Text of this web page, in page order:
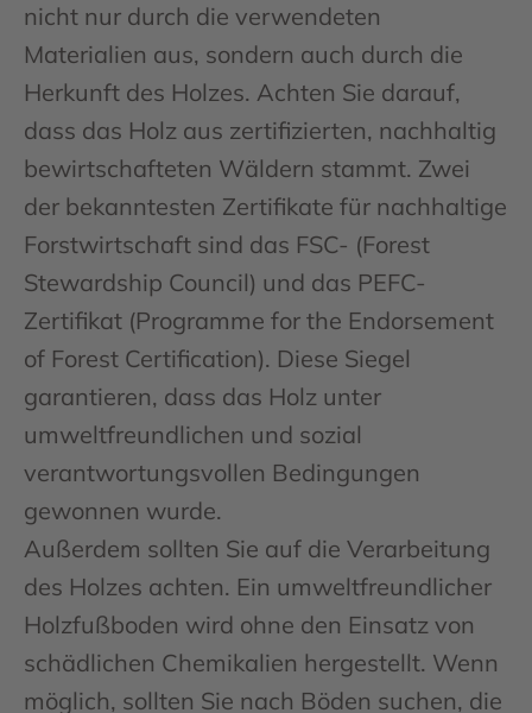
nicht nur durch die verwendeten
Materialien aus, sondern auch durch die
Herkunft des Holzes. Achten Sie darauf,
dass das Holz aus zertifizierten, nachhaltig
bewirtschafteten Wäldern stammt. Zwei
der bekanntesten Zertifikate für nachhaltige
Forstwirtschaft sind das FSC- (Forest
Stewardship Council) und das PEFC-
Zertifikat (Programme for the Endorsement
of Forest Certification). Diese Siegel
garantieren, dass das Holz unter
umweltfreundlichen und sozial
verantwortungsvollen Bedingungen
gewonnen wurde.
Außerdem sollten Sie auf die Verarbeitung
des Holzes achten. Ein umweltfreundlicher
Holzfußboden wird ohne den Einsatz von
schädlichen Chemikalien hergestellt. Wenn
möglich, sollten Sie nach Böden suchen, die